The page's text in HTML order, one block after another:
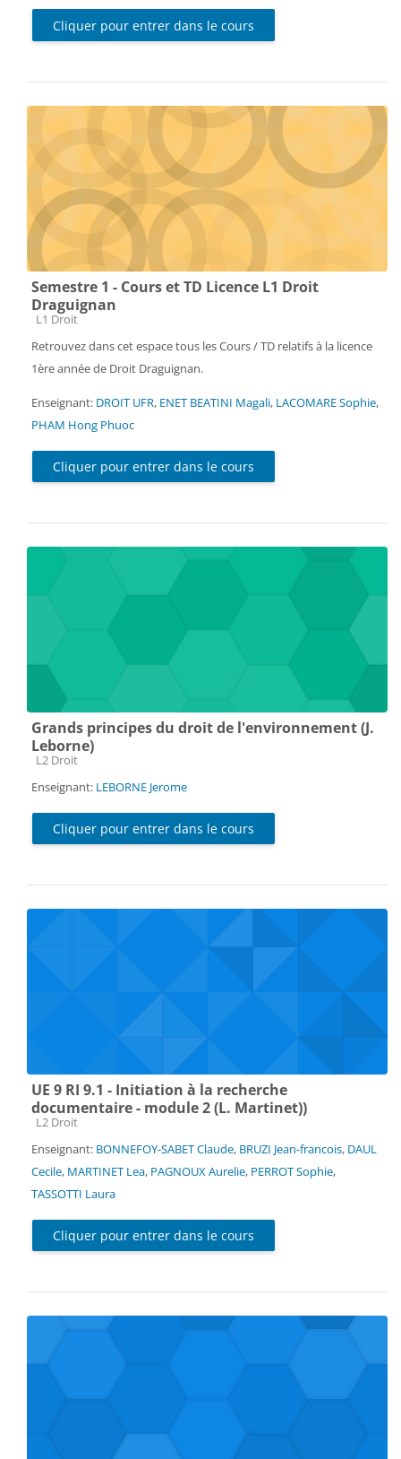
Cliquer pour entrer dans le cours
Semestre 1 - Cours et TD Licence L1 Droit
Draguignan
Catégorie de cours
L1 Droit
Retrouvez dans cet espace tous les Cours / TD relatifs à la licence
1ère année de Droit Draguignan.
Enseignant: DROIT UFR, ENET BEATINI Magali, LACOMARE Sophie,
PHAM Hong Phuoc
Cliquer pour entrer dans le cours
Grands principes du droit de l'environnement (J.
Leborne)
Catégorie de cours
L2 Droit
Enseignant: LEBORNE Jerome
Cliquer pour entrer dans le cours
UE 9 RI 9.1 - Initiation à la recherche
documentaire - module 2 (L. Martinet))
Catégorie de cours
L2 Droit
Enseignant: BONNEFOY-SABET Claude, BRUZI Jean-francois, DAUL
Cecile, MARTINET Lea, PAGNOUX Aurelie, PERROT Sophie,
TASSOTTI Laura
Cliquer pour entrer dans le cours